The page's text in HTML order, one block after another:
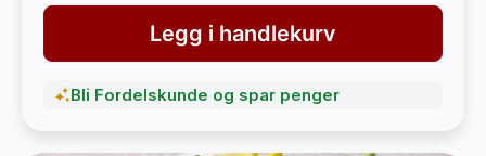
Legg i handlekurv
Bli Fordelskunde og spar penger